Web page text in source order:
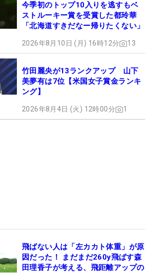
今季初のトップ10入りを逃すもベ
ストルーキー賞を受賞した都玲華
「北海道すきだなー帰りたくない」
2026年8月10日 (月) 16時12分 13
竹田麗央が13ランクアップ 山下
美夢有は7位【米国女子賞金ランキ
ング】
2026年8月4日 (火) 12時00分 1
飛ばない人は「左カカト体重」が原
因だった！ まだまだ260y飛ばす森
田理香子が考える、飛距離アップの